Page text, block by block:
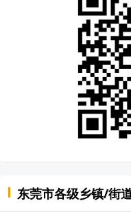
东莞市各级乡镇/街